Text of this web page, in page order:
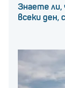
Знаете ли,
всеки ден,